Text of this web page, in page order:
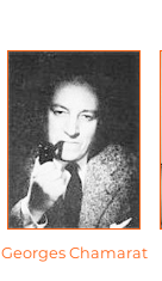
Georges Chamarat